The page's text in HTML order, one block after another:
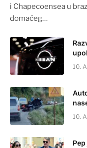
i Chapecoensea u
domaćeg…
10.
10.